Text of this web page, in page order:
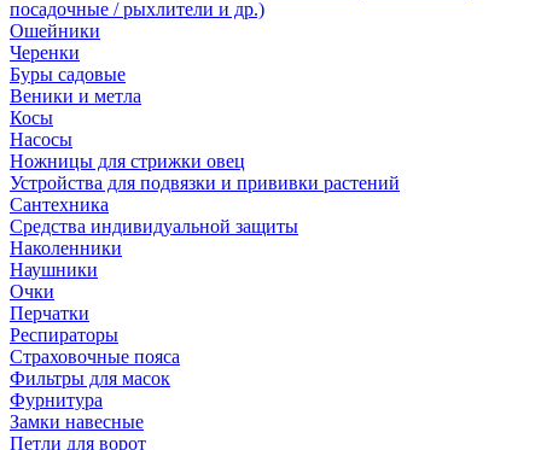
посадочные / рыхлители и др.)
Ошейники
Черенки
Буры садовые
Веники и метла
Косы
Насосы
Ножницы для стрижки овец
Устройства для подвязки и прививки растений
Сантехника
Средства индивидуальной защиты
Наколенники
Наушники
Очки
Перчатки
Респираторы
Страховочные пояса
Фильтры для масок
Фурнитура
Замки навесные
Петли для ворот